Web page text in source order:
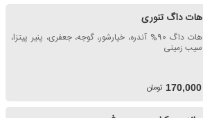
هات داگ تنوری
هات داگ 90% آندره، خیارشور، گوجه، جعفری، پنیر پیتزا،
سیب زمینی
170,000 تومان